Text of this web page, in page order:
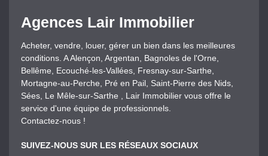
Agences Lair Immobilier
Acheter, vendre, louer, gérer un bien dans les meilleures
conditions. A Alençon, Argentan, Bagnoles de l'Orne,
Bellême, Ecouché-les-Vallées, Fresnay-sur-Sarthe,
Mortagne-au-Perche, Pré en Pail, Saint-Pierre des Nids,
Sées, Le Mêle-sur-Sarthe , Lair Immobilier vous offre le
service d'une équipe de professionnels.
Contactez-nous !
SUIVEZ-NOUS SUR LES RÉSEAUX SOCIAUX